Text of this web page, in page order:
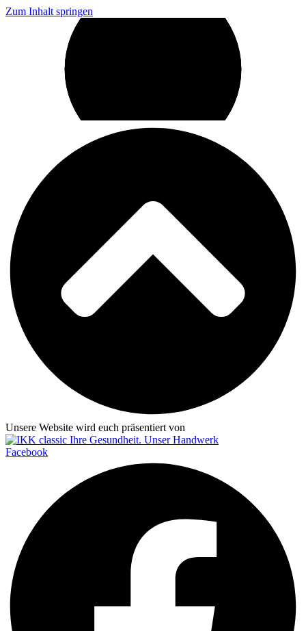
Zum Inhalt springen
Unsere Website wird euch präsentiert von
Facebook